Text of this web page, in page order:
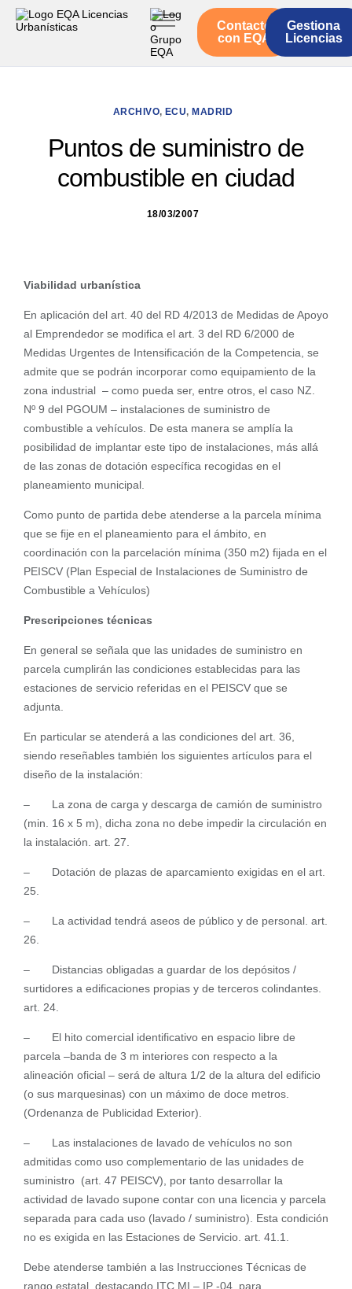
Servicios
Contacto
con EQA
Gestiona
Licencias
ARCHIVO, ECU, MADRID
Puntos de suministro de
combustible en ciudad
18/03/2007
Viabilidad urbanística
En aplicación del art. 40 del RD 4/2013 de Medidas de Apoyo
al Emprendedor se modifica el art. 3 del RD 6/2000 de
Medidas Urgentes de Intensificación de la Competencia, se
admite que se podrán incorporar como equipamiento de la
zona industrial – como pueda ser, entre otros, el caso NZ.
Nº 9 del PGOUM – instalaciones de suministro de
combustible a vehículos. De esta manera se amplía la
posibilidad de implantar este tipo de instalaciones, más allá
de las zonas de dotación específica recogidas en el
planeamiento municipal.
Como punto de partida debe atenderse a la parcela mínima
que se fije en el planeamiento para el ámbito, en
coordinación con la parcelación mínima (350 m2) fijada en el
PEISCV (Plan Especial de Instalaciones de Suministro de
Combustible a Vehículos)
Prescripciones técnicas
En general se señala que las unidades de suministro en
parcela cumplirán las condiciones establecidas para las
estaciones de servicio referidas en el PEISCV que se
adjunta.
En particular se atenderá a las condiciones del art. 36,
siendo reseñables también los siguientes artículos para el
diseño de la instalación:
– La zona de carga y descarga de camión de suministro
(min. 16 x 5 m), dicha zona no debe impedir la circulación en
la instalación. art. 27.
– Dotación de plazas de aparcamiento exigidas en el art.
25.
– La actividad tendrá aseos de público y de personal. art.
26.
– Distancias obligadas a guardar de los depósitos /
surtidores a edificaciones propias y de terceros colindantes.
art. 24.
– El hito comercial identificativo en espacio libre de
parcela –banda de 3 m interiores con respecto a la
alineación oficial – será de altura 1/2 de la altura del edificio
(o sus marquesinas) con un máximo de doce metros.
(Ordenanza de Publicidad Exterior).
– Las instalaciones de lavado de vehículos no son
admitidas como uso complementario de las unidades de
suministro (art. 47 PEISCV), por tanto desarrollar la
actividad de lavado supone contar con una licencia y parcela
separada para cada uso (lavado / suministro). Esta condición
no es exigida en las Estaciones de Servicio. art. 41.1.
Debe atenderse también a las Instrucciones Técnicas de
rango estatal, destacando ITC MI – IP -04, para